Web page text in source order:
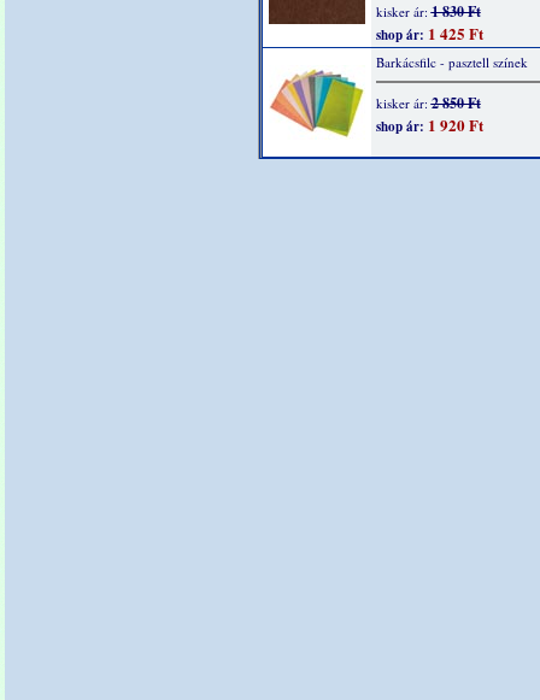
kisker ár:1 830 Ft
shop ár: 1 425 Ft
Barkácsfilc - pasztell színek
kisker ár:2 850 Ft
shop ár: 1 920 Ft